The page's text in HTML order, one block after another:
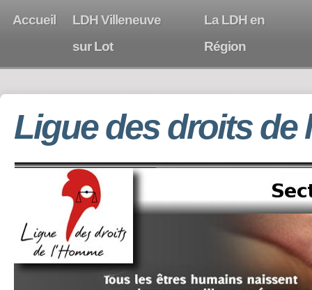
Accueil
LDH Villeneuve
sur Lot
La LDH en
Région
Ligue des droits de